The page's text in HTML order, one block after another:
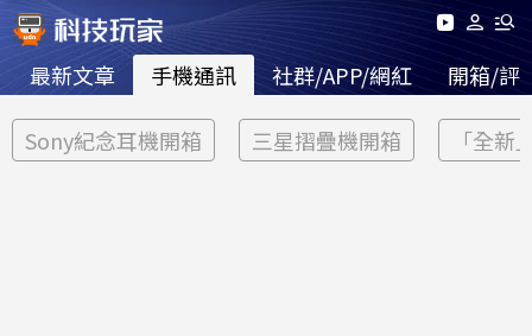
最新文章 手機通訊 社群/APP/網紅 開箱/評
Sony紀念耳機開箱 三星摺疊機開箱 「全新